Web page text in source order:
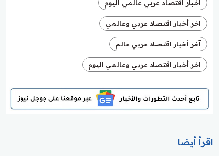
أخبار اقتصاد عربي عالمي اليوم
آخر أخبار اقتصاد عربي وعالمي
آخر أخبار اقتصاد عربي عالم
آخر أخبار اقتصاد عربي وعالمي اليوم
اقرأ أيضا